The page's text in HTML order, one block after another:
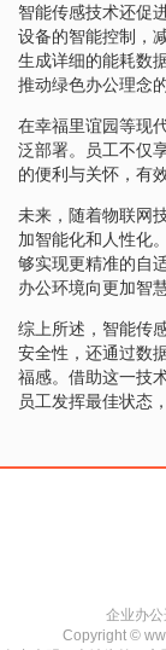
智能传感技术还促
设备的智能控制，
生成详细的能耗数
推动绿色办公理念
在幸福里谊园等现
泛部署。员工不仅
的便利与关怀，有
未来，随着物联网
加智能化和人性化
够实现更精准的自
办公环境向更加智
综上所述，智能传
安全性，还通过数
福感。借助这一技
员工发挥最佳状态
企业办公
Copyright ©